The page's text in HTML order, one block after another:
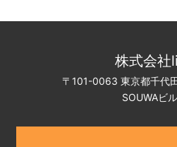
株式会社
〒101-0063 東京都千代
SOUWAビ